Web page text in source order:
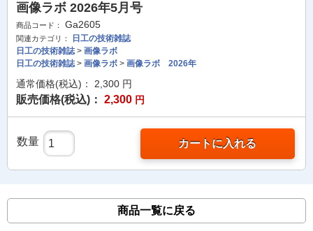
画像ラボ 2026年5月号
商品コード： Ga2605
関連カテゴリ：
日工の技術雑誌
日工の技術雑誌> 画像ラボ
日工の技術雑誌> 画像ラボ > 画像ラボ 2026年
通常価格(税込)： 2,300 円
販売価格(税込)： 2,300 円
数量 カートに入れる
商品一覧に戻る